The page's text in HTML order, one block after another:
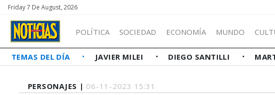
Friday 7 De August, 2026
POLÍTICA SOCIEDAD ECONOMÍA MUNDO
TEMAS DEL DÍA JAVIER MILEI DIEGO SANTILLI
PERSONAJES | 06-11-2023 15:31